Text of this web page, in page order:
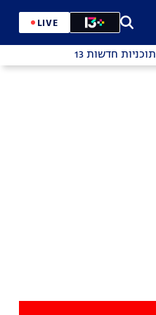
LIVE
תוכניות חדשות 13